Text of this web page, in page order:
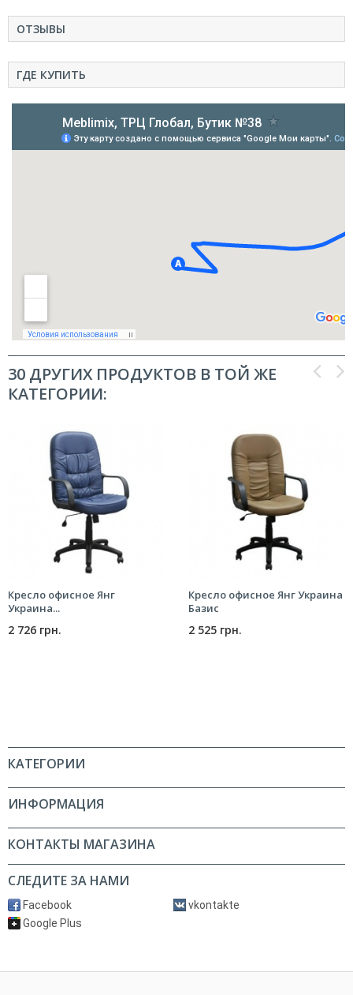
ОТЗЫВЫ
ГДЕ КУПИТЬ
30 ДРУГИХ ПРОДУКТОВ В ТОЙ ЖЕ
КАТЕГОРИИ:
Кресло офисное Янг
Украина...
2 726 грн.
Кресло офисное Янг Украина
Базис
2 525 грн.
КАТЕГОРИИ
ИНФОРМАЦИЯ
КОНТАКТЫ МАГАЗИНА
СЛЕДИТЕ ЗА НАМИ
Facebook
vkontakte
Google Plus